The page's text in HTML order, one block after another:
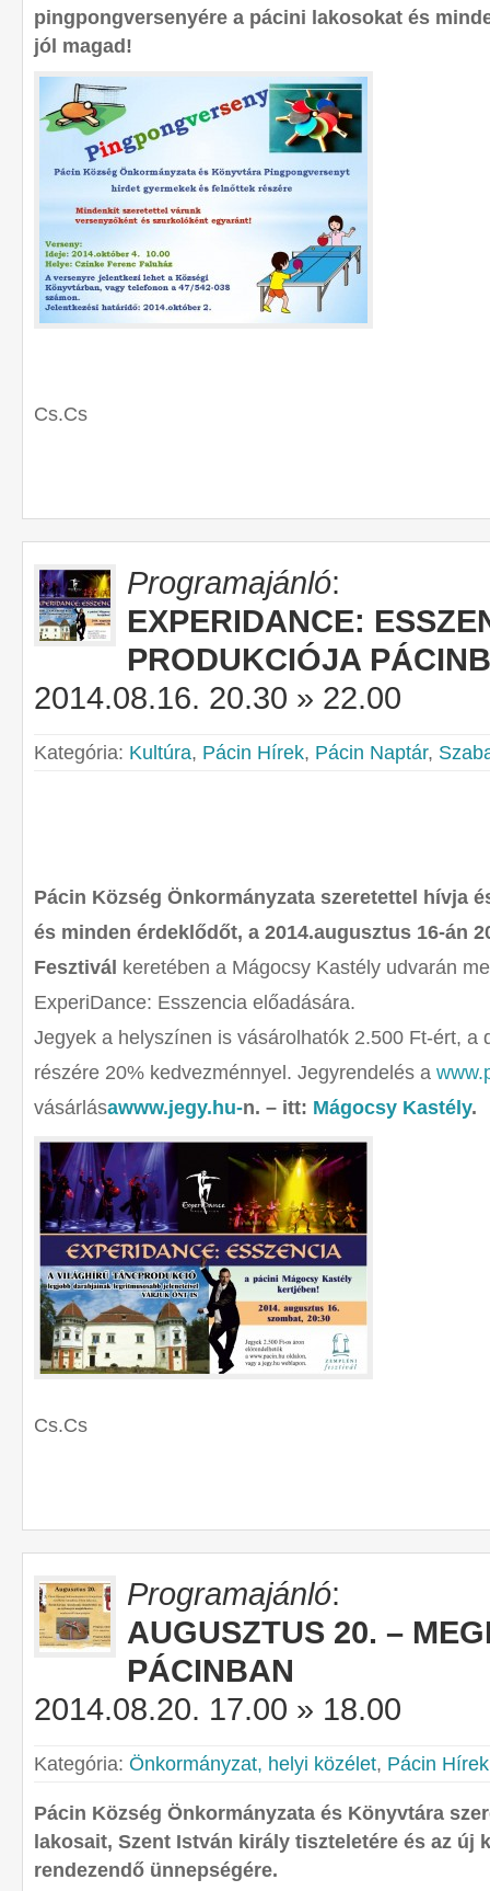
pingpongversenyére a pácini lakosokat és
jól magad!
Cs.Cs
Programajánló:
EXPERIDANCE:
PRODUKCIÓJA
2014.08.16. 20.30 » 22.00
Kategória: Kultúra, Pácin Hírek, Pácin Naptár,
Pácin Község Önkormányzata szeretettel hívja
és minden érdeklődőt, a 2014.augusztus 16-án
Fesztivál keretében a Mágocsy Kastély udvarán
ExperiDance: Esszencia előadására.
Jegyek a helyszínen is vásárolhatók 2.500 Ft-ért, a
részére 20% kedvezménnyel. Jegyrendelés a
vásárlásawww.jegy.hu-n. – itt: Mágocsy Kastély.
Cs.Cs
Programajánló:
AUGUSZTUS 20. –
PÁCINBAN
2014.08.20. 17.00 » 18.00
Kategória: Önkormányzat, helyi közélet, Pácin Hírek
Pácin Község Önkormányzata és Könyvtára
lakosait, Szent István király tiszteletére és az új
rendezendő ünnepségére.